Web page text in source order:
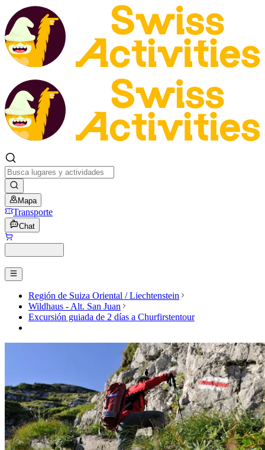
Mapa
Transporte
Chat
Región de Suiza Oriental / Liechtenstein
Wildhaus - Alt. San Juan
Excursión guiada de 2 días a Churfirstentour